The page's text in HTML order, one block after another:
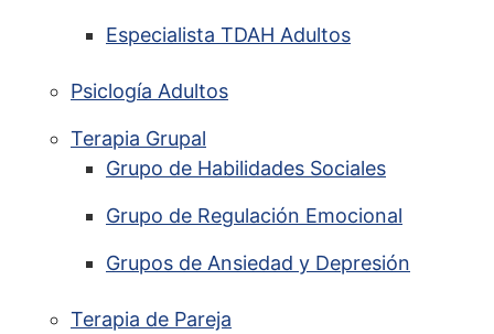
Especialista TDAH Adultos
Psiclogía Adultos
Terapia Grupal
Grupo de Habilidades Sociales
Grupo de Regulación Emocional
Grupos de Ansiedad y Depresión
Terapia de Pareja